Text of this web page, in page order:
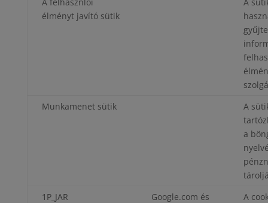
élményt javító sütik
Munkamenet sütik
A
a
1P_JAR
Google.com és
A